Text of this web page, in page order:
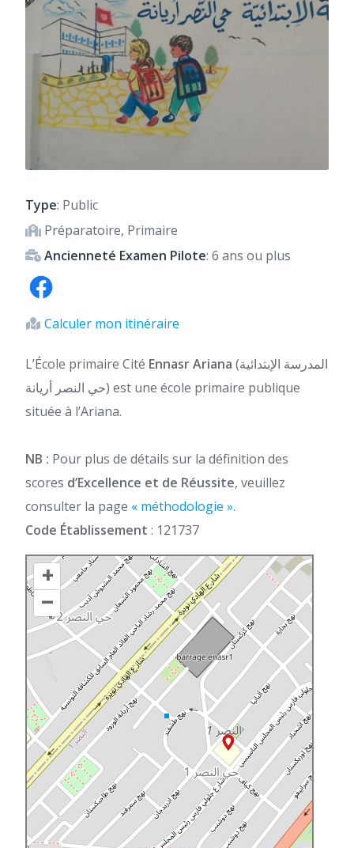
Type: Public
Préparatoire, Primaire
Ancienneté Examen Pilote: 6 ans ou plus
Calculer mon itinéraire
L’École primaire Cité Ennasr Ariana (المدرسة الإبتدائية
حي النصر أريانة) est une école primaire publique
située à l’Ariana.
NB : Pour plus de détails sur la définition des
scores d’Excellence et de Réussite, veuillez
consulter la page « méthodologie ».
Code Établissement : 121737
+
–